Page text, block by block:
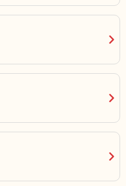
chevron_right
chevron_right
chevron_right